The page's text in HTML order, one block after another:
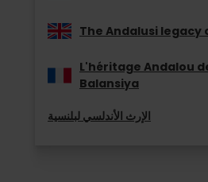
The Andalusi legacy
L'héritage Andalou
Balansiya
الإرث الأندلسي لبلنسية